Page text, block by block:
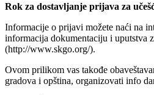
Rok za dostavljanje prijava za
Informacije o prijavi možete naći na
informacija dokumentaciju i uputstva
(http://www.skgo.org/).
Ovom prilikom vas takođe
gradova i opština, organizovati info